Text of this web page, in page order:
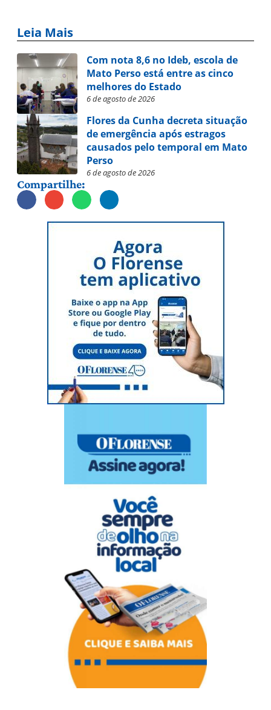
Leia Mais
Com nota 8,6 no Ideb, escola de
Mato Perso está entre as cinco
melhores do Estado
6 de agosto de 2026
Flores da Cunha decreta situação
de emergência após estragos
causados pelo temporal em Mato
Perso
6 de agosto de 2026
Compartilhe: